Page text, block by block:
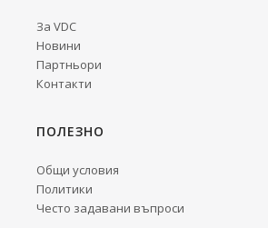
За VDC
Новини
Партньори
Контакти
ПОЛЕЗНО
Общи условия
Политики
Често задавани въпроси